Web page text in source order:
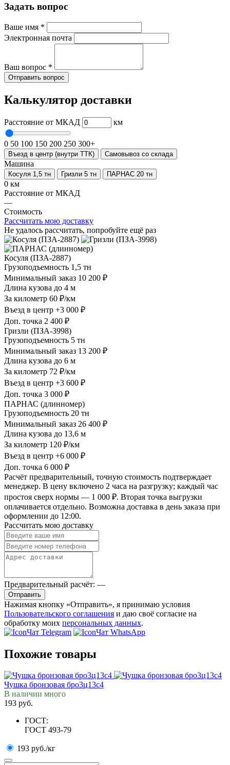
Задать вопрос
Ваше имя *
Электронная почта
Ваш вопрос *
Отправить вопрос
Калькулятор доставки
Расстояние от МКАД км
0 50 100 150 200 250 300+
Въезд в центр (внутри ТТК) Самовывоз со склада
Машина
Косуля 1,5 тн Гризли 5 тн ПАРНАС 20 тн
0 км
Расстояние от МКАД
—
Стоимость
Рассчитать мою доставку
Не удалось рассчитать, попробуйте ещё раз
Косуля (ПЗА-2887)
Грузоподъемность 1,5 тн
Минимальный заказ 10 200 ₽
Длина кузова до 4 м
За километр 60 ₽/км
Въезд в центр +3 000 ₽
Доп. точка 2 400 ₽
Гризли (ПЗА-3998)
Грузоподъемность 5 тн
Минимальный заказ 13 200 ₽
Длина кузова до 6 м
За километр 72 ₽/км
Въезд в центр +3 600 ₽
Доп. точка 3 000 ₽
ПАРНАС (длинномер)
Грузоподъемность 20 тн
Минимальный заказ 26 400 ₽
Длина кузова до 13,6 м
За километр 120 ₽/км
Въезд в центр +6 000 ₽
Доп. точка 6 000 ₽
Расчёт предварительный, точную стоимость подтверждает
менеджер. В цену включено 2 часа на разгрузку; каждый час
простоя сверх нормы — 1 000 ₽. Вторая точка выгрузки
оплачивается отдельно. Возможна доставка в день заказа при
оформлении до 12:00.
Рассчитать мою доставку
Предварительный расчёт: —
Отправить
Нажимая кнопку «Отправить», я принимаю условия
Пользовательского соглашения и даю своё согласие на
обработку моих персональных данных.
Чат Telegram
Чат WhatsApp
Похожие товары
Чушка бронзовая бро3ц13с4
В наличии много
193 руб.
ГОСТ:
ГОСТ 493-79
193 руб./кг